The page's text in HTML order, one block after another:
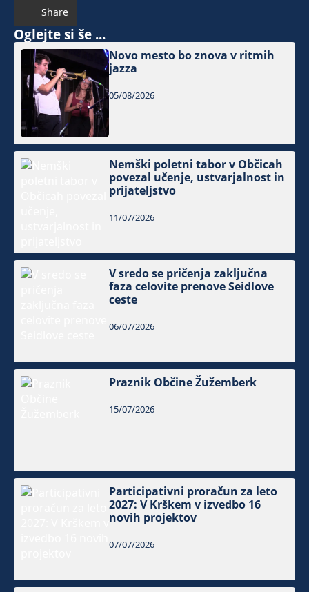
Share
Oglejte si še ...
Novo mesto bo znova v ritmih
jazza
05/08/2026
Nemški poletni tabor v Občicah
povezal učenje, ustvarjalnost in
prijateljstvo
11/07/2026
V sredo se pričenja zaključna
faza celovite prenove Seidlove
ceste
06/07/2026
Praznik Občine Žužemberk
15/07/2026
Participativni proračun za leto
2027: V Krškem v izvedbo 16
novih projektov
07/07/2026